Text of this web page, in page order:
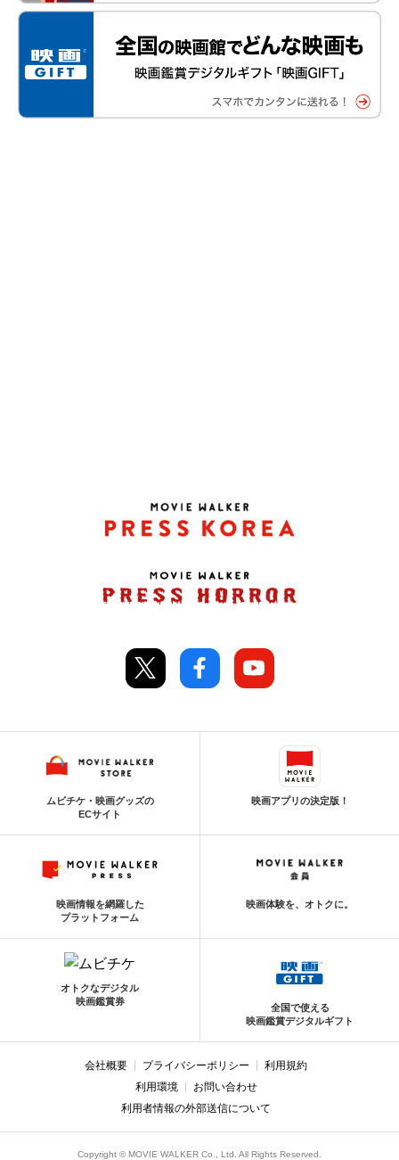
ムビチケ・映画グッズの
ECサイト
映画アプリの決定版！
映画情報を網羅した
プラットフォーム
映画体験を、オトクに。
オトクなデジタル
映画鑑賞券
全国で使える
映画鑑賞デジタルギフト
会社概要 プライバシーポリシー
利用規約
利用環境
お問い合わせ
利用者情報の外部送信について
Copyright © MOVIE WALKER Co., Ltd. All Rights Reserved.